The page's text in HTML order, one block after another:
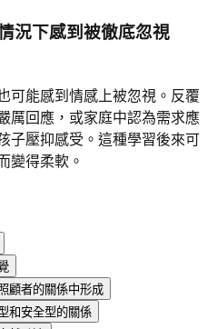
況下感到被徹底忽視
可能感到情感上被忽視。反覆
厲回應，或家庭中認為需求應
子壓抑感受。這種學習後來可
變得柔軟。
顧者的關係中形成
和安全型的關係